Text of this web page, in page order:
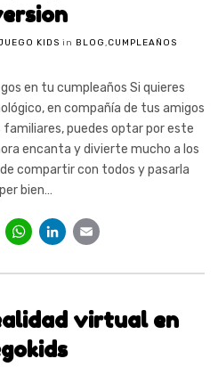
KIDS in BLOG,CUMPLEAÑOS
en tu cumpleaños Si quieres
en compañía de tus amigos
familiares, puedes optar por este
encanta y divierte mucho a los
compartir con todos y pasarla
bien…
Twitter
WhatsApp
LinkedIn
virtual en